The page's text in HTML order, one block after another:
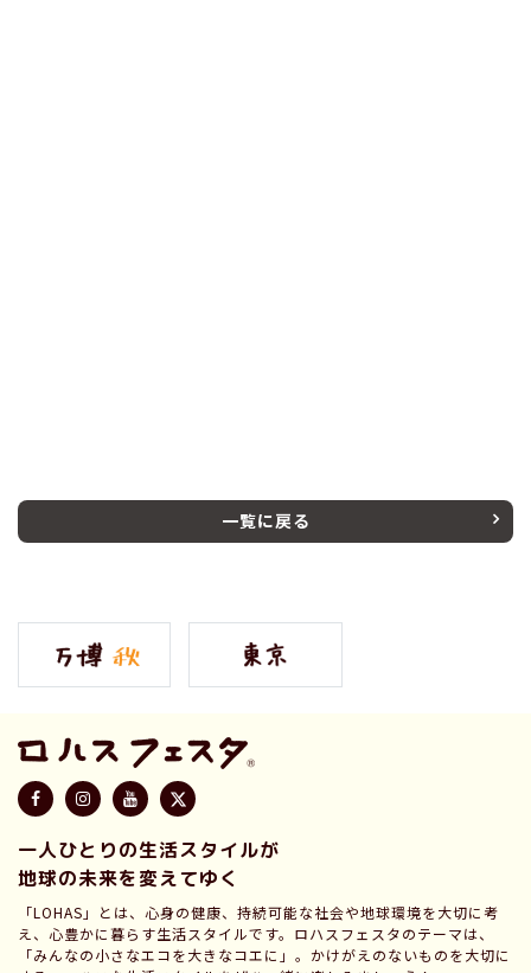
一覧に戻る
一人ひとりの生活スタイルが
地球の未来を変えてゆく
「LOHAS」とは、心身の健康、持続可能な社会や地球環境を大切に考
え、心豊かに暮らす生活スタイルです。ロハスフェスタのテーマは、
「みんなの小さなエコを大きなコエに」。かけがえのないものを大切に